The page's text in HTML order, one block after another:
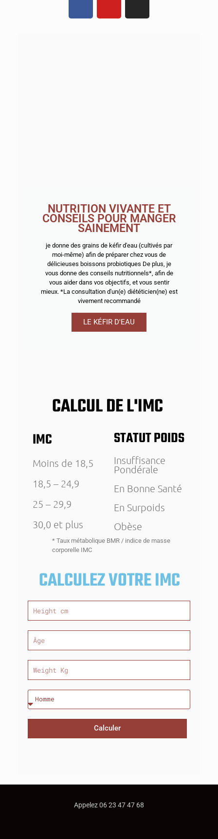
NUTRITION VIVANTE ET
CONSEILS POUR MANGER
SAINEMENT
je donne des grains de kéfir d'eau (cultivés par
moi-même) afin de préparer chez vous de
délicieuses boissons probiotiques De plus, je
vous donne des conseils nutritionnels*, afin de
vous aider dans vos objectifs, et vous sentir
mieux. *La consultation d'un(e) diététicien(ne) est
vivement recommandé
LE KÉFIR D'EAU
CALCUL DE L'IMC
IMC
Moins de 18,5
18,5 – 24,9
25 – 29,9
30,0 et plus
STATUT POIDS
Insuffisance
Pondérale
En Bonne Santé
En Surpoids
Obèse
* Taux métabolique BMR / indice de masse
corporelle IMC
CALCULEZ VOTRE IMC
Calculer
Appelez 06 23 47 47 68